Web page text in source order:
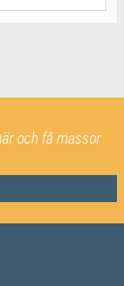
och få massor